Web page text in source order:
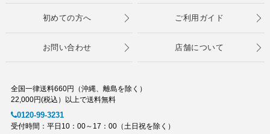
初めての方へ ご利用ガイド
お問い合わせ 店舗について
全国一律送料660円（沖縄、離島を除く）
22,000円(税込）以上で送料無料
0120-99-3231
受付時間：平日10：00～17：00（土日祝を除く）